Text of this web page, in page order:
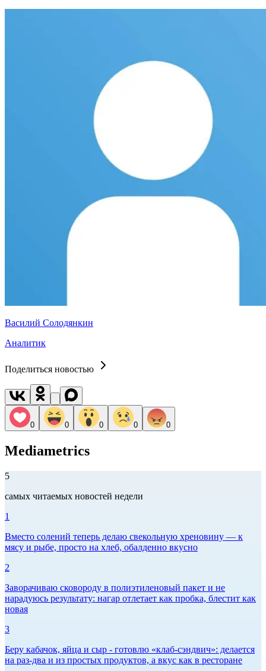
Василий Солодянкин
Аналитик
Поделиться новостью
0 0 0 0 0
Mediametrics
5
самых читаемых новостей недели
1
Вместо солений теперь делаю свекольную хреновину — к
мясу и рыбе, просто на хлеб, обалденно вкусно
2
Заворачиваю сковороду в полиэтиленовый пакет и не
нарадуюсь результату: нагар отлетает как пробка, блестит как
новая
3
Беру кабачок, яйца и сыр - готовлю «клаб-сэндвич»: делается
на раз-два и из простых продуктов, а вкус как в ресторане